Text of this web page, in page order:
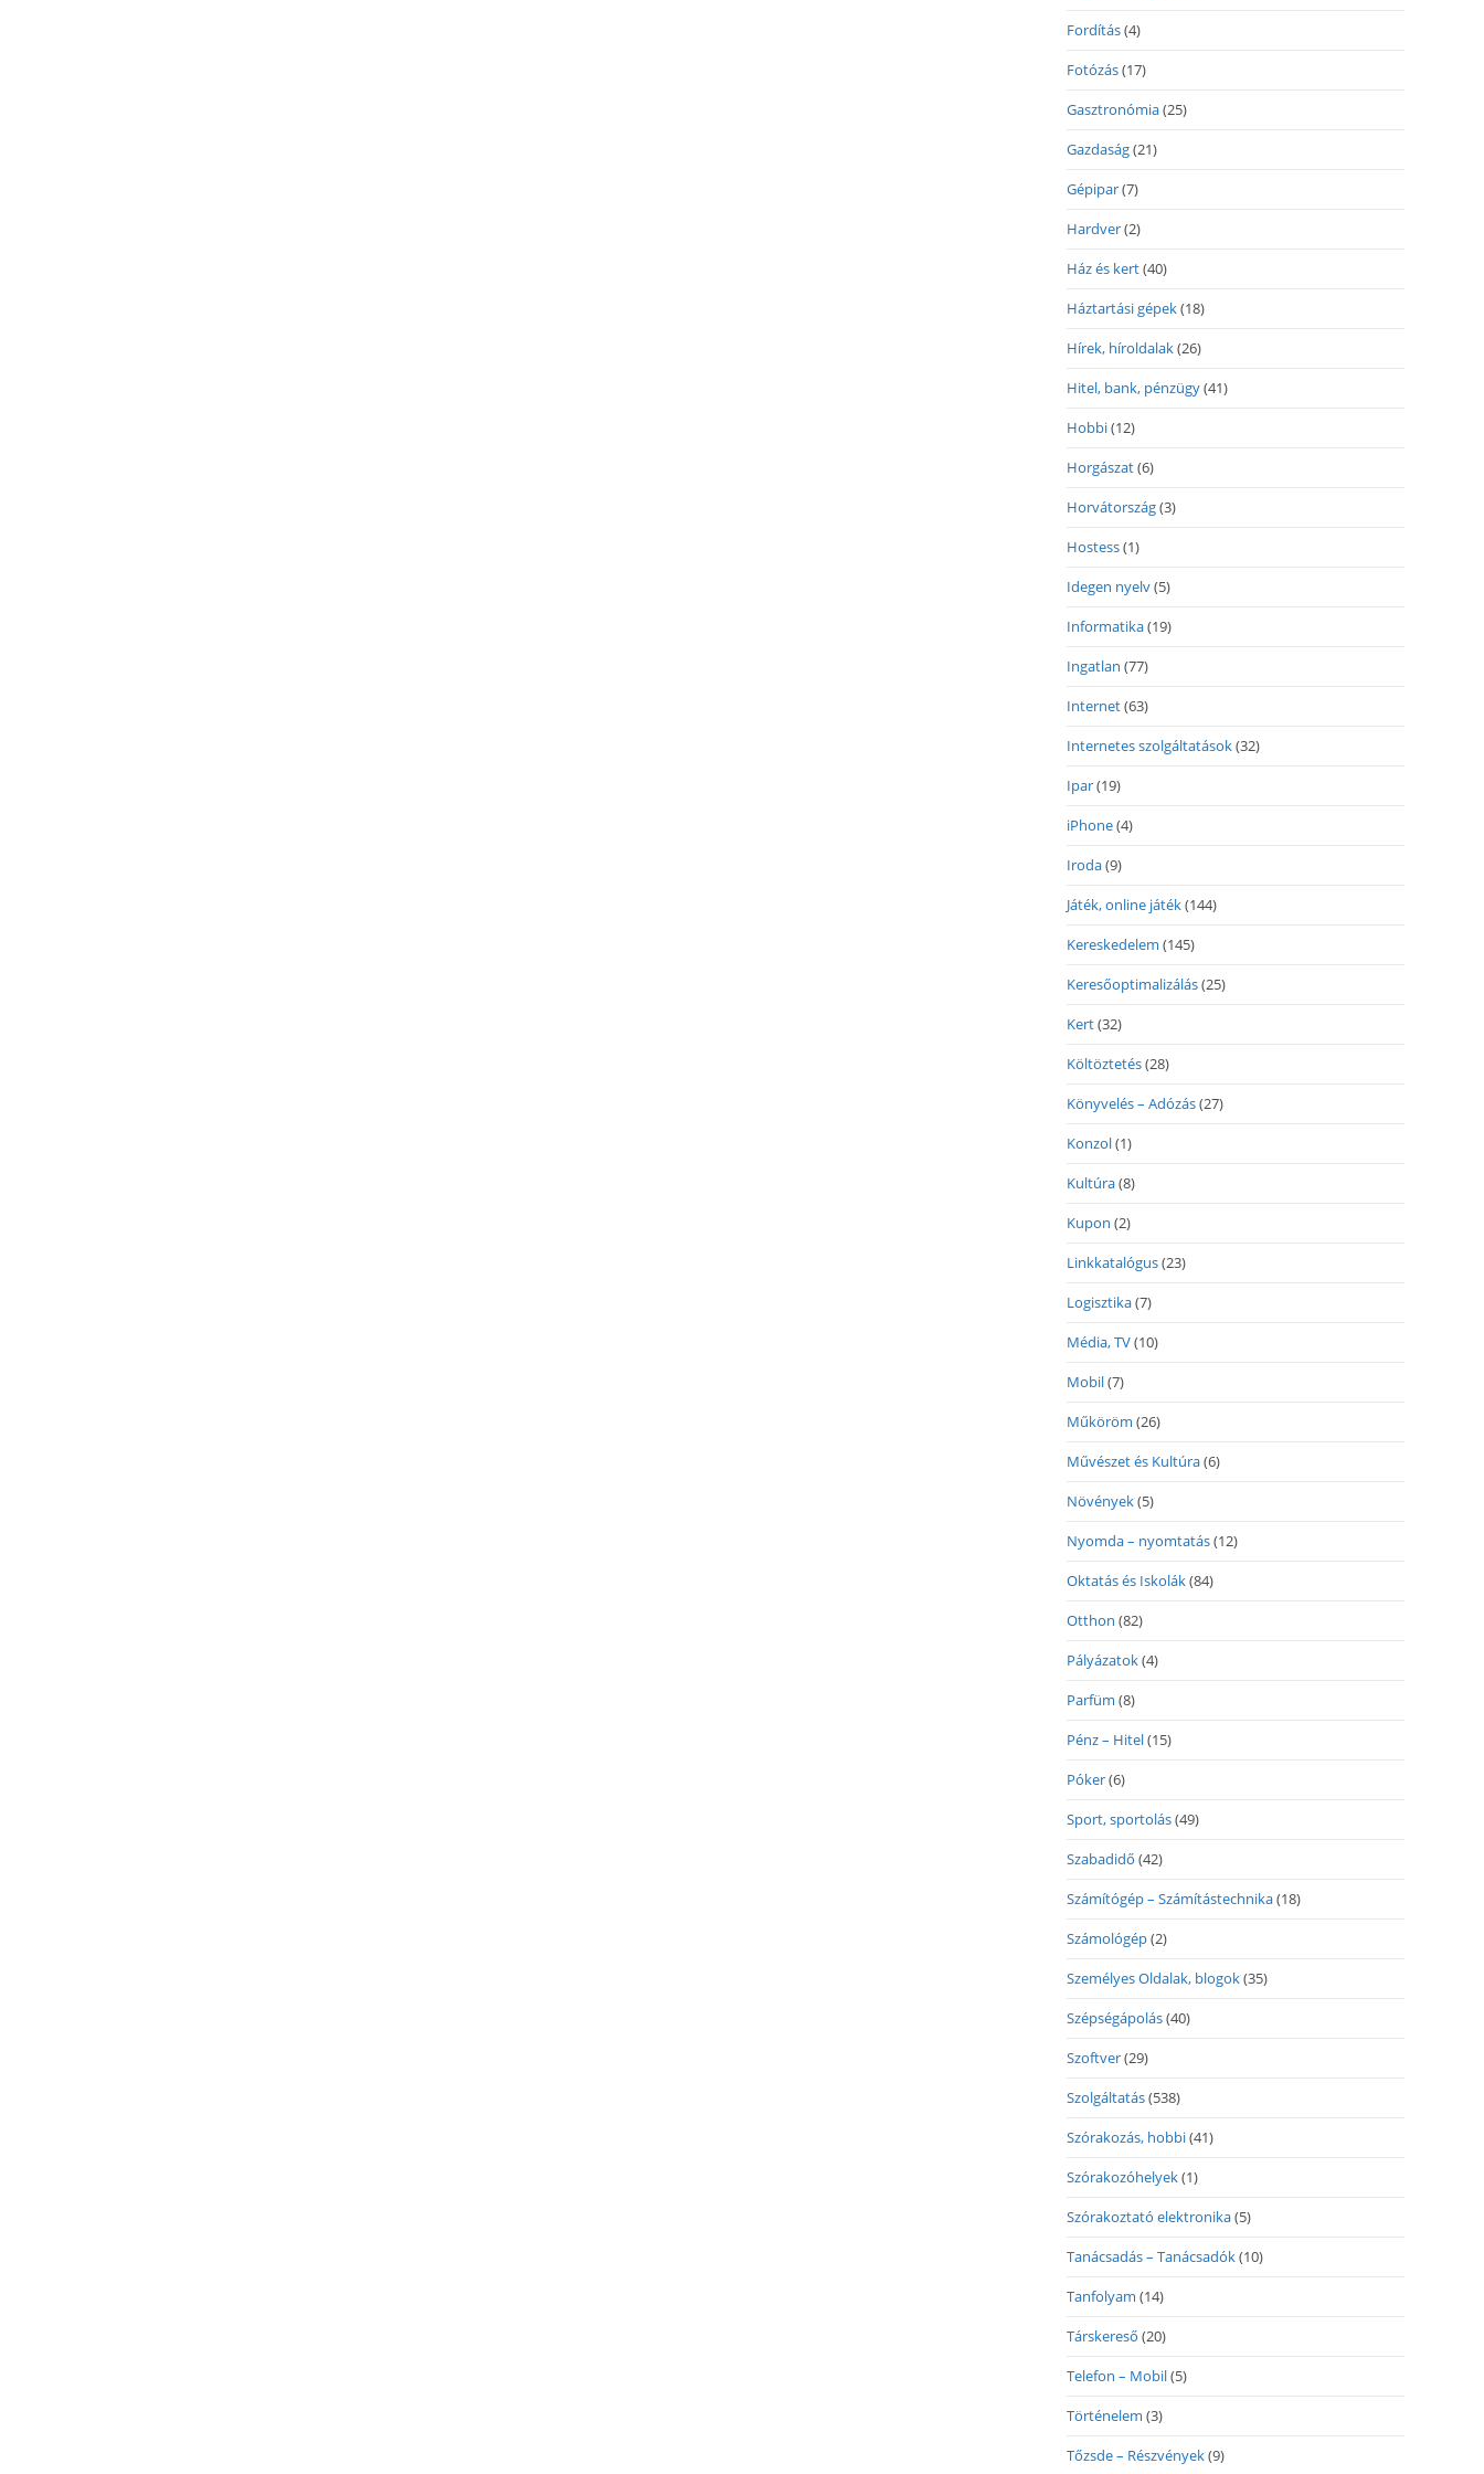
Fordítás(4)
Fotózás(17)
Gasztronómia(25)
Gazdaság(21)
Gépipar(7)
Hardver(2)
Ház és kert(40)
Háztartási gépek(18)
Hírek, híroldalak(26)
Hitel, bank, pénzügy(41)
Hobbi(12)
Horgászat(6)
Horvátország(3)
Hostess(1)
Idegen nyelv(5)
Informatika(19)
Ingatlan (77)
Internet(63)
Internetes szolgáltatások(32)
Ipar(19)
iPhone(4)
Iroda(9)
Játék, online játék(144)
Kereskedelem (145)
Keresőoptimalizálás(25)
Kert(32)
Költöztetés(28)
Könyvelés – Adózás(27)
Konzol(1)
Kultúra(8)
Kupon (2)
Linkkatalógus(23)
Logisztika(7)
Média, TV(10)
Mobil(7)
Műköröm (26)
Művészet és Kultúra(6)
Növények(5)
Nyomda – nyomtatás(12)
Oktatás és Iskolák(84)
Otthon (82)
Pályázatok(4)
Parfüm (8)
Pénz – Hitel(15)
Póker(6)
Sport, sportolás(49)
Szabadidő (42)
Számítógép – Számítástechnika(18)
Számológép(2)
Személyes Oldalak, blogok(35)
Szépségápolás(40)
Szoftver(29)
Szolgáltatás(538)
Szórakozás, hobbi(41)
Szórakozóhelyek(1)
Szórakoztató elektronika(5)
Tanácsadás – Tanácsadók(10)
Tanfolyam (14)
Társkereső (20)
Telefon – Mobil(5)
Történelem (3)
Tőzsde – Részvények(9)